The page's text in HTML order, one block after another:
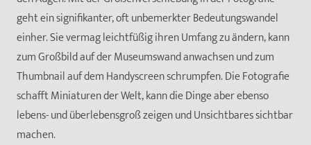
geht ein signifikanter, oft unbemerkter Bedeutungswandel
einher. Sie vermag leichtfüßig ihren Umfang zu ändern, kann
zum Großbild auf der Museumswand anwachsen und zum
Thumbnail auf dem Handyscreen schrumpfen. Die Fotografie
schafft Miniaturen der Welt, kann die Dinge aber ebenso
lebens- und überlebensgroß zeigen und Unsichtbares sichtbar
machen.